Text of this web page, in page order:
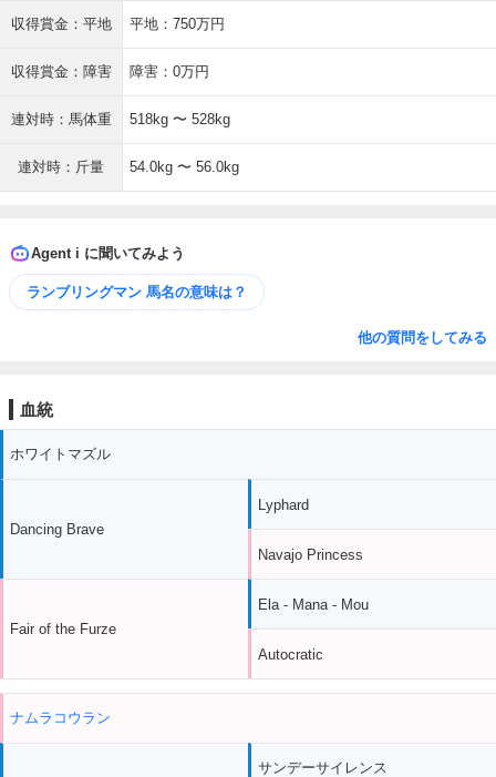
収得賞金：平地 平地：750万円
収得賞金：障害 障害：0万円
連対時：馬体重 518kg 〜 528kg
連対時：斤量 54.0kg 〜 56.0kg
Agent i に聞いてみよう
ランブリングマン 馬名の意味は？
他の質問をしてみる
血統
ホワイトマズル
Dancing Brave
Fair of the Furze
Lyphard
Navajo Princess
Ela - Mana - Mou
Autocratic
ナムラコウラン
サンデーサイレンス